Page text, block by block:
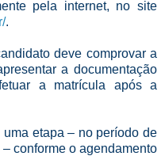
pela internet, no site
.
deve comprovar a
a documentação
a matrícula após a
etapa – no período de
conforme o agendamento